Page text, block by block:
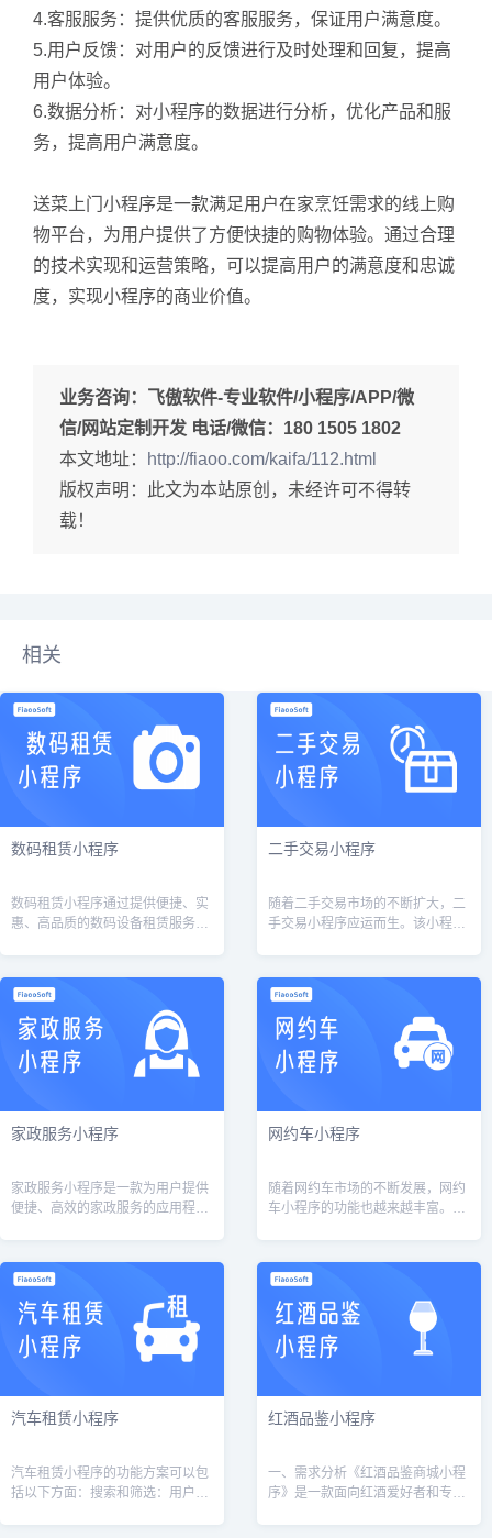
4.客服服务：提供优质的客服服务，保证用户满意度。
5.用户反馈：对用户的反馈进行及时处理和回复，提高
用户体验。
6.数据分析：对小程序的数据进行分析，优化产品和服
务，提高用户满意度。
送菜上门小程序是一款满足用户在家烹饪需求的线上购
物平台，为用户提供了方便快捷的购物体验。通过合理
的技术实现和运营策略，可以提高用户的满意度和忠诚
度，实现小程序的商业价值。
业务咨询： 飞傲软件-专业软件/小程序/APP/微
信/网站定制开发 电话/微信：180 1505 1802
本文地址：
http://fiaoo.com/kaifa/112.html
版权声明：此文为本站原创，未经许可不得转
载！
相关
数码租赁小程序
数码租赁小程序通过提供便捷、实
惠、高品质的数码设备租赁服务，
可以通过租...
二手交易小程序
随着二手交易市场的不断扩大，二
手交易小程序应运而生。该小程序
用户发布的...
家政服务小程序
家政服务小程序是一款为用户提供
便捷、高效的家政服务的应用程
将详细介绍该...
网约车小程序
随着网约车市场的不断发展，网约
车小程序的功能也越来越丰富。通
以通过数据...
汽车租赁小程序
汽车租赁小程序的功能方案可以包
括以下方面：搜索和筛选：用户可
红酒品鉴小程序
一、需求分析《红酒品鉴商城小程
序》是一款面向红酒爱好者和专业